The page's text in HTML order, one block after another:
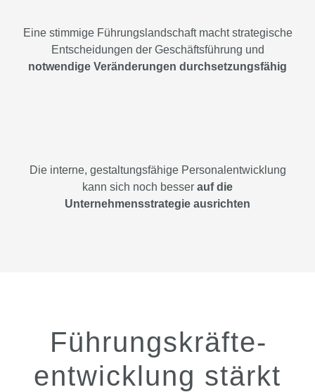
Eine stimmige Führungslandschaft macht strategische
Entscheidungen der Geschäftsführung und
notwendige Veränderungen durchsetzungsfähig
Die interne, gestaltungsfähige Personalentwicklung
kann sich noch besser auf die
Unternehmensstrategie ausrichten
Führungs­kräfte­
entwicklung stärkt